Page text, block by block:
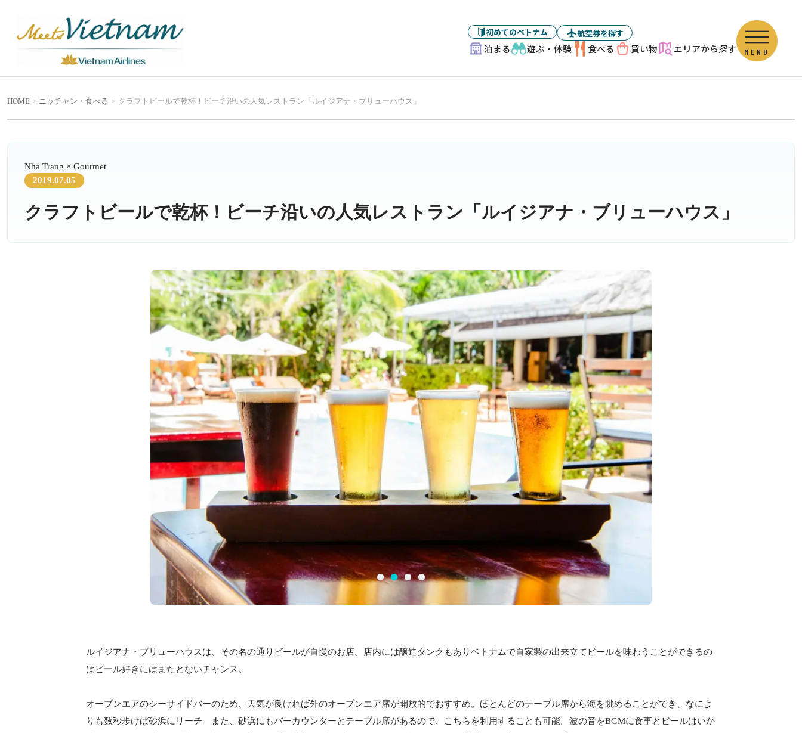
初めてのベトナム 航空券を探す
泊まる 遊ぶ・体験 食べる 買い物 エリアから探す MENU
HOME ニャチャン ・食べる クラフトビールで乾杯！ビーチ沿いの人気レストラン「ルイジアナ・ブリューハウス」
Nha Trang × Gourmet
2019.07.05
クラフトビールで乾杯！ビーチ沿いの人気レストラン「ルイジアナ・ブリューハウス」
ルイジアナ・ブリューハウスは、その名の通りビールが自慢のお店。店内には醸造タンクもありベトナムで自家製の出来立てビールを味わうことができるの
はビール好きにはまたとないチャンス。
オープンエアのシーサイドバーのため、天気が良ければ外のオープンエア席が開放的でおすすめ。ほとんどのテーブル席から海を眺めることができ、なによ
りも数秒歩けば砂浜にリーチ。また、砂浜にもバーカウンターとテーブル席があるので、こちらを利用することも可能。波の音をBGMに食事とビールはいか